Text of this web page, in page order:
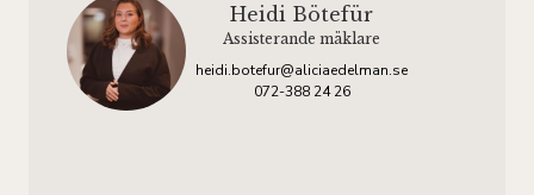
Heidi Bötefür
Assisterande mäklare
heidi.botefur@aliciaedelman.se
072-388 24 26